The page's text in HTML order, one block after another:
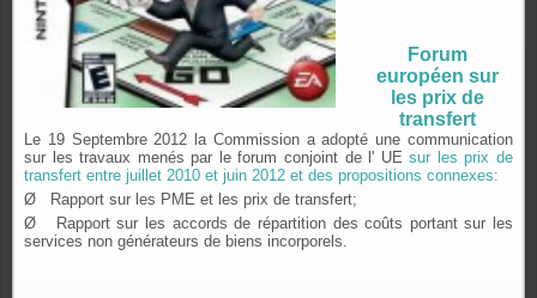
Forum
européen sur
les prix de
transfert
Le 19 Septembre 2012 la Commission a adopté une communication
sur les travaux menés par le forum conjoint de l' UEsur les prix de
transfert entre juillet 2010 et juin 2012 et des propositions connexes:
Ø
Rapport sur les PME et les prix de transfert;
Ø
Rapport sur les accords de répartition des coûts portant sur les
services non générateurs de biens incorporels.